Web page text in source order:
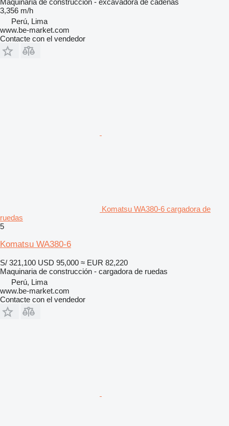
Maquinaria de construcción - excavadora de cadenas
3,356 m/h
Perú, Lima
www.be-market.com
Contacte con el vendedor
Komatsu WA380-6 cargadora de
ruedas
5
Komatsu WA380-6
S/ 321,100 USD 95,000 ≈ EUR 82,220
Maquinaria de construcción - cargadora de ruedas
Perú, Lima
www.be-market.com
Contacte con el vendedor